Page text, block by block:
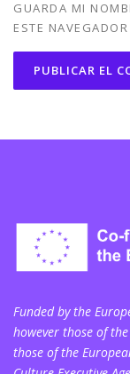
GUARDA MI
ESTE
Funded by the
however those of
those of the